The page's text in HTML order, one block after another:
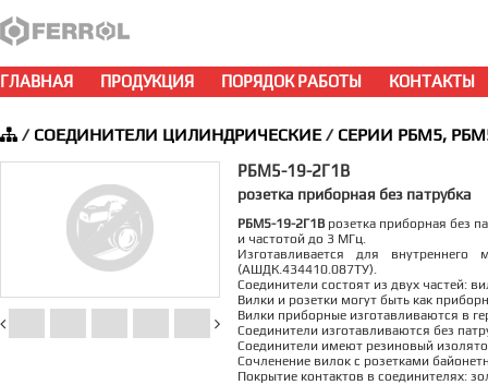
ГЛАВНАЯ ПРОДУКЦИЯ ПОРЯДОК РАБОТЫ КОНТАКТЫ
/ СОЕДИНИТЕЛИ ЦИЛИНДРИЧЕСКИЕ/ СЕРИИ РБМ5,
РБМ5-19-2Г1В
розетка приборная без патрубка
РБМ5-19-2Г1Врозетка приборная без
и частотой до 3 МГц.
Изготавливается для
(АШДК.434410.087ТУ).
Соединители состоят из двух частей:
Вилки и розетки могут быть как
Вилки приборные изготавливаются в
Соединители изготавливаются без
Соединители имеют резиновый
Сочленение вилок с розетками
Покрытие контактов в соединителях: